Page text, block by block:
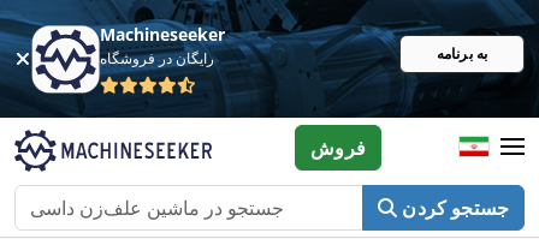
Machineseeker
رایگان در فروشگاه به برنامه
جستجو کردن
فروش